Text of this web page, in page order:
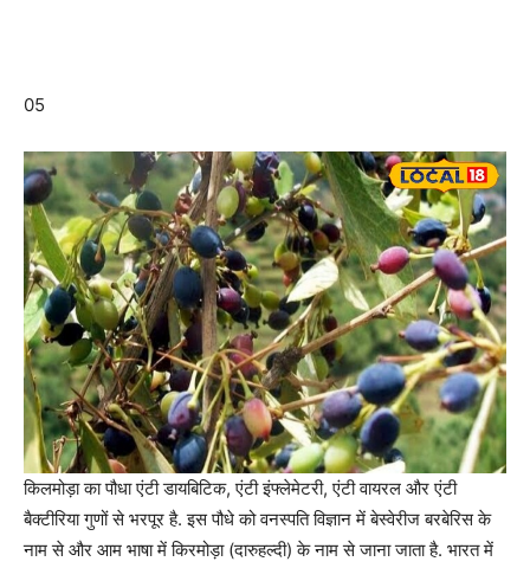
05
किलमोड़ा का पौधा एंटी डायबिटिक, एंटी इंफ्लेमेटरी, एंटी वायरल और एंटी
बैक्टीरिया गुणों से भरपूर है. इस पौधे को वनस्पति विज्ञान में बेस्वेरीज बरबेरिस के
नाम से और आम भाषा में किरमोड़ा (दारुहल्दी) के नाम से जाना जाता है. भारत में